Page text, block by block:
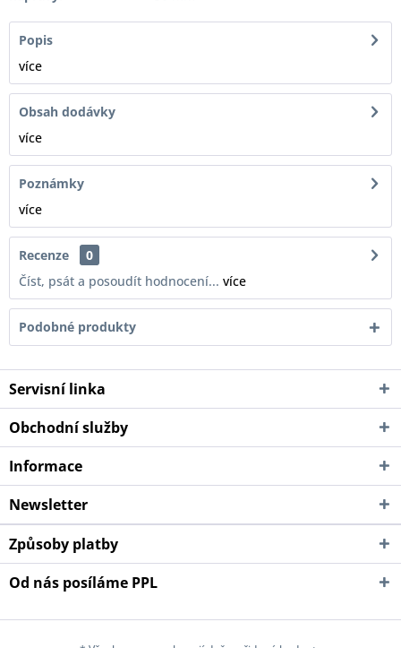
Popis
více
Obsah dodávky
více
Poznámky
více
Recenze
0
Číst, psát a posoudít hodnocení... více
Podobné produkty
Servisní linka
Obchodní služby
Informace
Newsletter
Způsoby platby
Od nás posíláme PPL